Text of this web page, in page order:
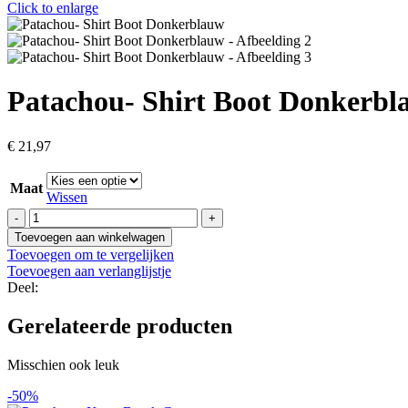
Click to enlarge
Patachou- Shirt Boot
€ 21,97
Maat
Wissen
Patachou-
Shirt
Boot
Donkerblauw
aantal
Toevoegen aan winkelwagen
Toevoegen om te vergelijken
Toevoegen aan verlanglijstje
Deel:
Gerelateerde producten
Misschien ook leuk
-50%